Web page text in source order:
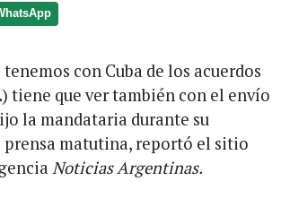
con Cuba de los acuerdos
tiene que ver también con el envío
la mandataria durante su
prensa matutina, reportó el sitio
Noticias Argentinas.